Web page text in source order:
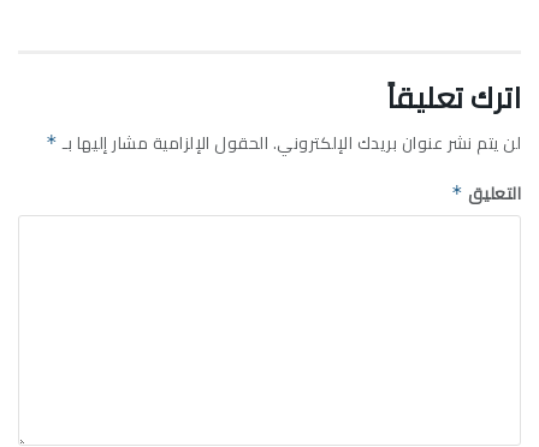
اترك تعليقاً
لن يتم نشر عنوان بريدك الإلكتروني.الحقول الإلزامية مشار إليها بـ *
التعليق *